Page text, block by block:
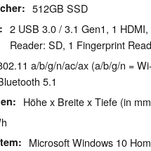
512GB SSD
2 USB 3.0 / 3.1 Gen1, 1
Reader: SD, 1 Fingerprint
a/b/g/n/ac/ax (a/b/g/n =
5.1
Höhe x Breite x Tiefe (in
Microsoft Windows 10